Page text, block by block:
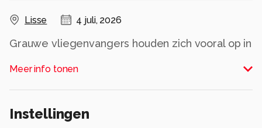
Lisse 4 juli, 2026
Grauwe vliegenvangers houden zich vooral op in
meerdere vaste uitkijkposten maken ze korte
snelle vluchten achter vliegende insecten aan,
bladeren worden afgepikt. De grauwe
Meer info tonen
Instellingen